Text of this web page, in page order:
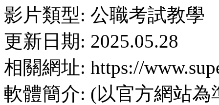
影片類型: 公職考試教學
更新日期: 2025.05.28
相關網址: https://
軟體簡介: (以官方網站為